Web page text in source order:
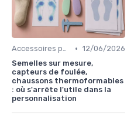
Accessoires pour Chaussures • 12/06/2026
Semelles sur mesure,
capteurs de foulée,
chaussons thermoformables
: où s'arrête l'utile dans la
personnalisation